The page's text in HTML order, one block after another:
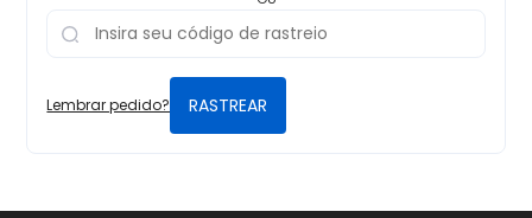
Lembrar pedido? RASTREAR